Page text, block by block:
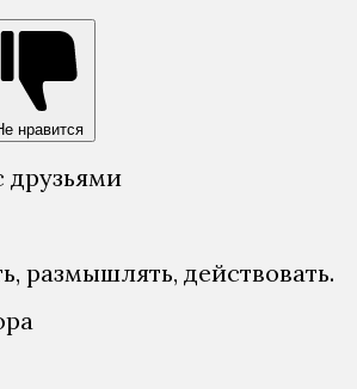
нравится
друзьями
размышлять, действовать.